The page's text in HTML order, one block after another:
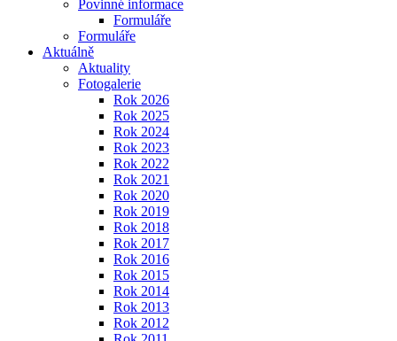
Povinné informace
Formuláře
Formuláře
Aktuálně
Aktuality
Fotogalerie
Rok 2026
Rok 2025
Rok 2024
Rok 2023
Rok 2022
Rok 2021
Rok 2020
Rok 2019
Rok 2018
Rok 2017
Rok 2016
Rok 2015
Rok 2014
Rok 2013
Rok 2012